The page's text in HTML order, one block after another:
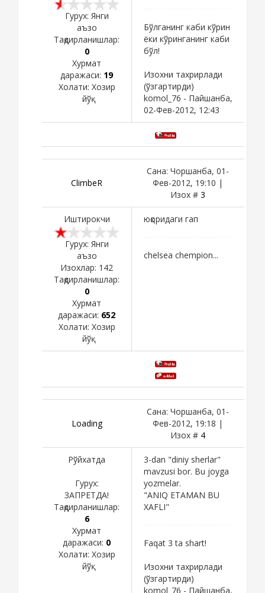
Гурух: Янги
аъзо
Тақдирланишлар:
0
Хурмат
даражаси: 19
Холати: Хозир
йўқ
Бўлганинг каби кўрин
ёки кўринганинг каби
бўл!
Изохни тахрирлади
(ўзгартирди)
komol_76 - Пайшанба,
02-Фев-2012, 12:43
ClimbeR
Сана: Чоршанба, 01-
Фев-2012, 19:10 |
Изох # 3
Иштирокчи
Гурух: Янги
аъзо
Изохлар: 142
Тақдирланишлар:
0
Хурмат
даражаси: 652
Холати: Хозир
йўқ
юқоридаги гап
chelsea chempion...
Loading
Сана: Чоршанба, 01-
Фев-2012, 19:18 |
Изох # 4
Рўйхатда
Гурух:
ЗАПРЕТДА!
Тақдирланишлар:
6
Хурмат
даражаси: 0
Холати: Хозир
йўқ
3-dan "diniy sherlar"
mavzusi bor. Bu joyga
yozmelar.
"ANIQ ETAMAN BU
XAFLI"
Faqat 3 ta shart!
Изохни тахрирлади
(ўзгартирди)
komol_76 - Пайшанба,